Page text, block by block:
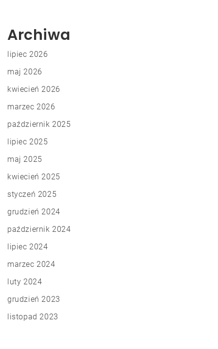
Archiwa
lipiec 2026
maj 2026
kwiecień 2026
marzec 2026
październik 2025
lipiec 2025
maj 2025
kwiecień 2025
styczeń 2025
grudzień 2024
październik 2024
lipiec 2024
marzec 2024
luty 2024
grudzień 2023
listopad 2023